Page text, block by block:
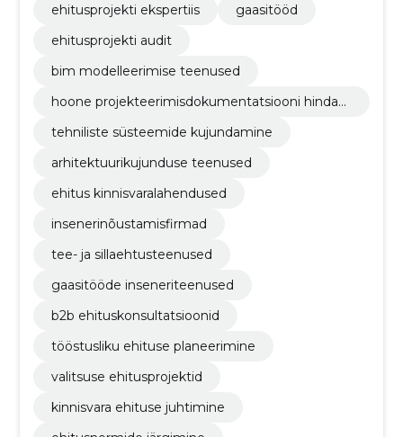
ehitusprojekti ekspertiis
gaasitööd
ehitusprojekti audit
bim modelleerimise teenused
hoone projekteerimisdokumentatsiooni hindam
tehniliste süsteemide kujundamine
arhitektuurikujunduse teenused
ehitus kinnisvaralahendused
insenerinõustamisfirmad
tee- ja sillaehtusteenused
gaasitööde inseneriteenused
b2b ehituskonsultatsioonid
tööstusliku ehituse planeerimine
valitsuse ehitusprojektid
kinnisvara ehituse juhtimine